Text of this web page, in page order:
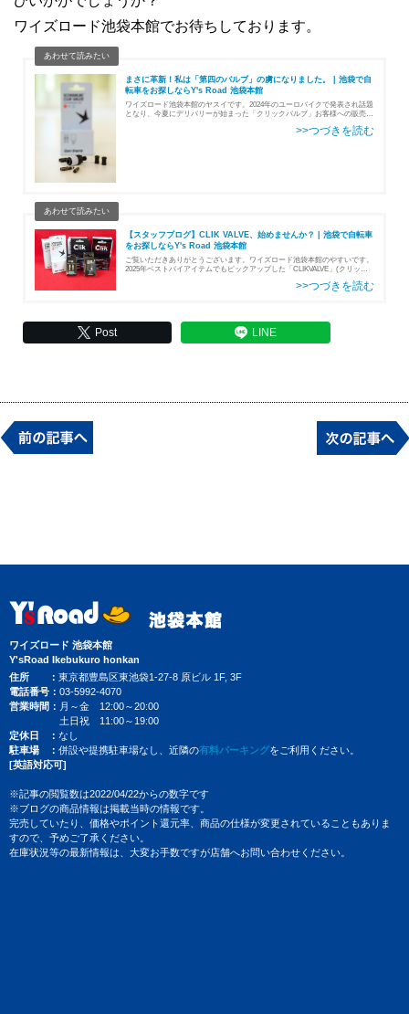
ワイズロード池袋本館でお待ちしております。
まさに革新！私は「第四のバルブ」の虜になりました。 | 池袋で自
転車をお探しならY's Road 池袋本館
ワイズロード池袋本館のヤスイです。2024年のユーロバイクで発表され話題
となり、今夏にデリバリーが始まった「クリックバルブ」お客様への販売優
【スタッフブログ】CLIK VALVE、始めませんか？ | 池袋で自転車
をお探しならY's Road 池袋本館
ご覧いただきありがとうございます。ワイズロード池袋本館のやすいです。
2025年ベストバイアイテムでもピックアップした「CLIKVALVE」(クリック
Post LINE
ワイズロード 池袋本館
Y'sRoad Ikebukuro honkan
住所
東京都豊島区東池袋1-27-8 原ビル 1F, 3F
電話番号
03-5992-4070
営業時間
月～金 12:00～20:00
土日祝 11:00～19:00
定休日
なし
駐車場
併設や提携駐車場なし、近隣の有料パーキングをご利用ください。
[英語対応可]
※記事の閲覧数は2022/04/22からの数字です
※ブログの商品情報は掲載当時の情報です。
完売していたり、価格やポイント還元率、商品の仕様が変更されていることもありま
すので、予めご了承ください。
在庫状況等の最新情報は、大変お手数ですが店舗へお問い合わせください。